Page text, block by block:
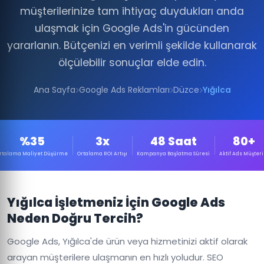
müşterilerinize tam ihtiyaç duydukları anda
ulaşmak için Google Ads'in gücünden
yararlanın. Bütçenizi en verimli şekilde kullanarak
ölçülebilir sonuçlar elde edin.
Ana Sayfa Google Ads Reklamları Düzce Yığılca
%35
Maliyet Düşürme
3x
Ortalama ROI Artışı
48 Saat
Kampanya Başlatma Süresi
80+
Aktif Ads
Yığılca İşletmeniz İçin Google Ads
Neden Doğru Tercih?
Google Ads, Yığılca'de ürün veya hizmetinizi aktif olarak
arayan müşterilere ulaşmanın en hızlı yoludur. SEO